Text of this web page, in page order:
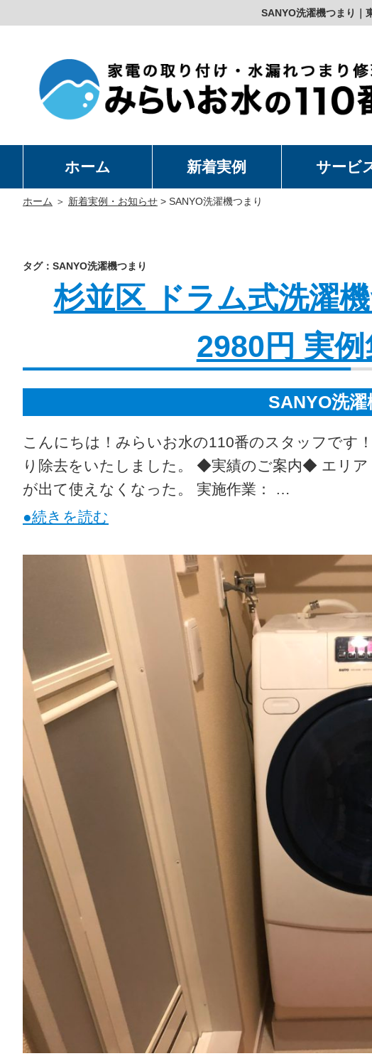
SANYO洗濯機つまり｜
ホーム 新着実例 サービ
ホーム ＞ 新着実例・お知らせ > SANYO洗濯機つまり
タグ：SANYO洗濯機つまり
杉並区 ドラム式洗濯
2980円 実
SANYO洗濯
こんにちは！みらいお水の110番のスタッフです
り除去をいたしました。 ◆実績のご案内◆ エリア
が出て使えなくなった。 実施作業： …
●続きを読む